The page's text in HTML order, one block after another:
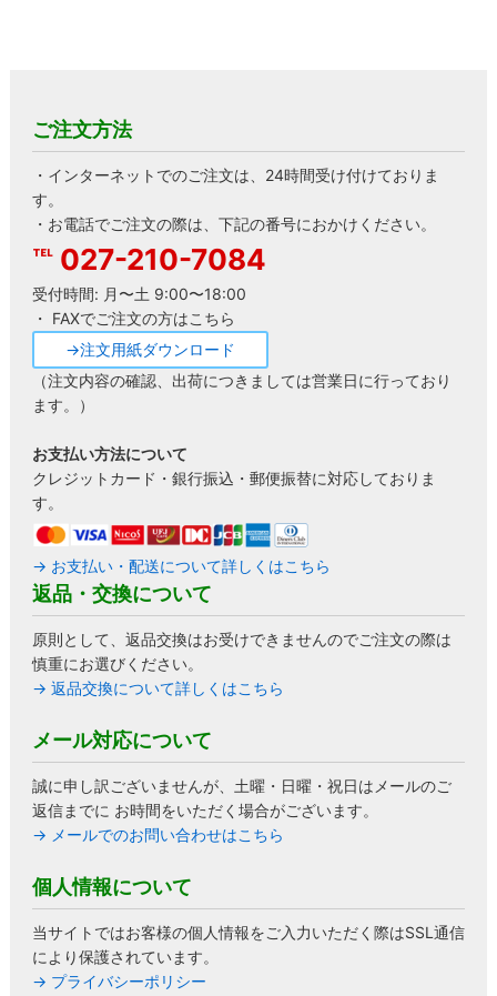
ご注文方法
・インターネットでのご注文は、24時間受け付けておりま
す。
・お電話でご注文の際は、下記の番号におかけください。
027-210-7084
受付時間: 月〜土 9:00〜18:00
・ FAXでご注文の方はこちら
→注文用紙ダウンロード
（注文内容の確認、出荷につきましては営業日に行っており
ます。）
お支払い方法について
クレジットカード・銀行振込・郵便振替に対応しておりま
す。
→ お支払い・配送について詳しくはこちら
返品・交換について
原則として、返品交換はお受けできませんのでご注文の際は
慎重にお選びください。
→ 返品交換について詳しくはこちら
メール対応について
誠に申し訳ございませんが、土曜・日曜・祝日はメールのご
返信までに お時間をいただく場合がございます。
→ メールでのお問い合わせはこちら
個人情報について
当サイトではお客様の個人情報をご入力いただく際はSSL通信
により保護されています。
→ プライバシーポリシー